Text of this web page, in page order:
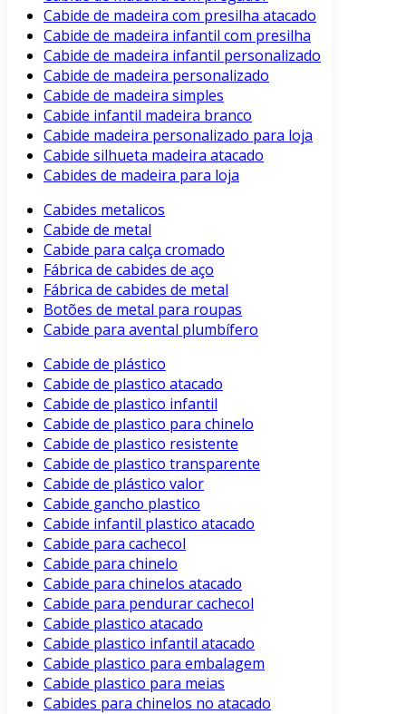
Cabide de madeira com presilha atacado
Cabide de madeira infantil com presilha
Cabide de madeira infantil personalizado
Cabide de madeira personalizado
Cabide de madeira simples
Cabide infantil madeira branco
Cabide madeira personalizado para loja
Cabide silhueta madeira atacado
Cabides de madeira para loja
Cabides metalicos
Cabide de metal
Cabide para calça cromado
Fábrica de cabides de aço
Fábrica de cabides de metal
Botões de metal para roupas
Cabide para avental plumbífero
Cabide de plástico
Cabide de plastico atacado
Cabide de plastico infantil
Cabide de plastico para chinelo
Cabide de plastico resistente
Cabide de plastico transparente
Cabide de plástico valor
Cabide gancho plastico
Cabide infantil plastico atacado
Cabide para cachecol
Cabide para chinelo
Cabide para chinelos atacado
Cabide para pendurar cachecol
Cabide plastico atacado
Cabide plastico infantil atacado
Cabide plastico para embalagem
Cabide plastico para meias
Cabides para chinelos no atacado